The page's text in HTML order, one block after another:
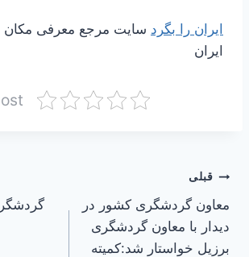
ایران را بگرد سایت مرجع معرفی مکان
ایران
راهبری
نوشته
قبلی
معاون گردشگری کشور در
دیدار با معاون گردشگری
برزیل خواستار شد:کمیته